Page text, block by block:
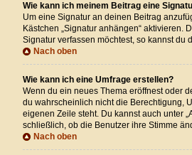
Wie kann ich meinem Beitrag eine
Um eine Signatur an deinen Beitrag
Kästchen „Signatur anhängen“
Signatur verfassen möchtest, so kannst du
Nach oben
Wie kann ich eine Umfrage erstellen?
Wenn du ein neues Thema eröffnest oder
du wahrscheinlich nicht die Berechtigung,
eigenen Zeile steht. Du kannst auch unter
schließlich, ob die Benutzer ihre Stimme
Nach oben